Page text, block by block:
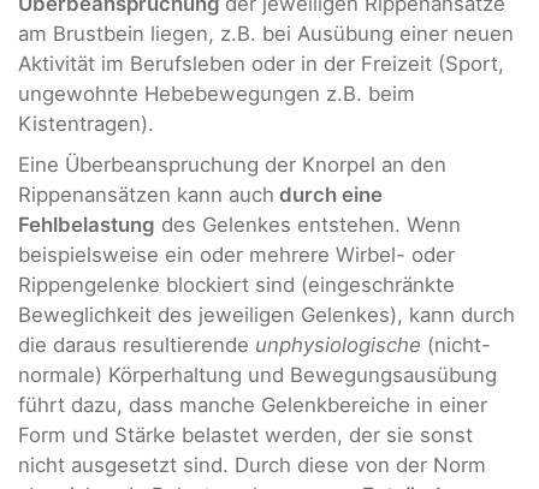
am Brustbein liegen, z.B. bei Ausübung einer neuen
Aktivität im Berufsleben oder in der Freizeit (Sport,
ungewohnte Hebebewegungen z.B. beim
Kistentragen).
Eine Überbeanspruchung der Knorpel an den
Rippenansätzen kann auch durch eine
Fehlbelastung des Gelenkes entstehen. Wenn
beispielsweise ein oder mehrere Wirbel- oder
Rippengelenke blockiert sind (eingeschränkte
Beweglichkeit des jeweiligen Gelenkes), kann durch
die daraus resultierende unphysiologische (nicht-
normale) Körperhaltung und Bewegungsausübung
führt dazu, dass manche Gelenkbereiche in einer
Form und Stärke belastet werden, der sie sonst
nicht ausgesetzt sind. Durch diese von der Norm